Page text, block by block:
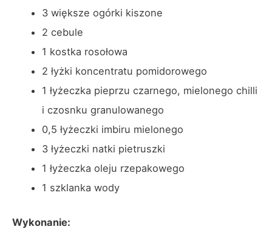
3 większe ogórki kiszone
2 cebule
1 kostka rosołowa
2 łyżki koncentratu pomidorowego
1 łyżeczka pieprzu czarnego, mielonego chilli
i czosnku granulowanego
0,5 łyżeczki imbiru mielonego
3 łyżeczki natki pietruszki
1 łyżeczka oleju rzepakowego
1 szklanka wody
Wykonanie: